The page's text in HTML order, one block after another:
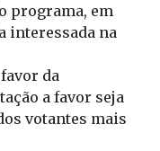
programa, em
interessada na
da
a favor seja
votantes mais